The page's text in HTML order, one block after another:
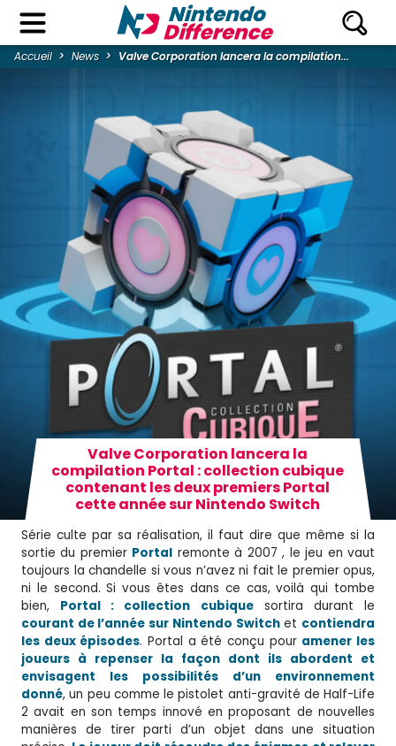
Accueil News Valve Corporation lancera la compilation...
Valve Corporation lancera la
compilation Portal : collection cubique
contenant les deux premiers Portal
cette année sur Nintendo Switch
Série culte par sa réalisation, il faut dire que même si la
sortie du premier Portal remonte à 2007 , le jeu en vaut
toujours la chandelle si vous n’avez ni fait le premier opus,
ni le second. Si vous êtes dans ce cas, voilà qui tombe
bien, Portal : collection cubiquesortira durant le
courant de l’année sur Nintendo Switchet contiendra
les deux épisodes. Portal a été conçu pour amener les
joueurs à repenser la façon dont ils abordent et
envisagent les possibilités d’un environnement
donné, un peu comme le pistolet anti-gravité de Half-Life
2 avait en son temps innové en proposant de nouvelles
manières de tirer parti d’un objet dans une situation